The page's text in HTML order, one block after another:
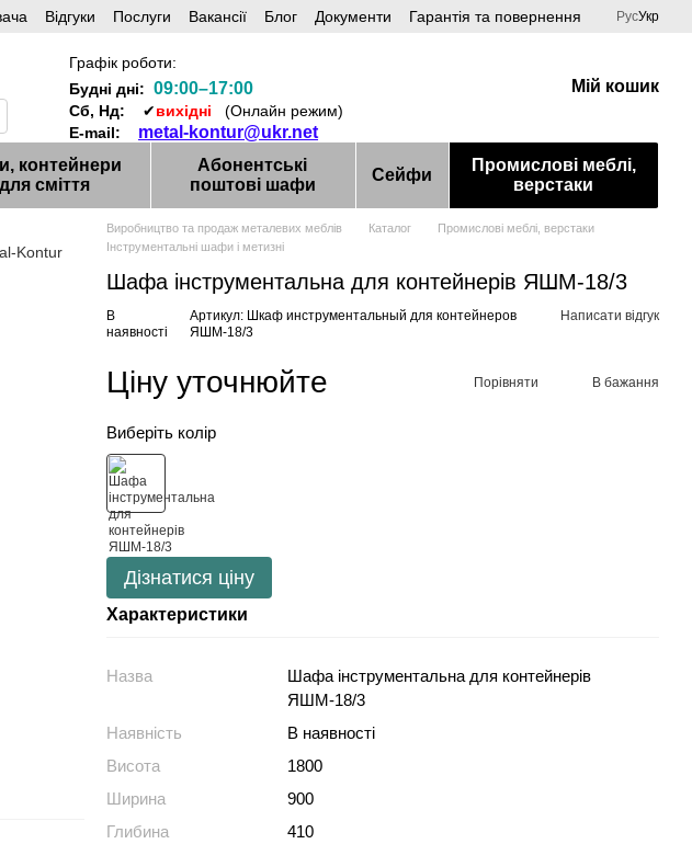
Відгуки Послуги Вакансії Блог Документи
Гарантія та повернення
РусУкр
Графік роботи:
Будні дні:09:00–17:00
Сб, Нд: ✔вихідні
(Онлайн режим)
E-mail:
metal-kontur@ukr.net
Мій кошик
контейнери
для сміття
Абонентські
поштові шафи
Сейфи
Промислові меблі,
верстаки
Виробництво та продаж металевих меблів Каталог
Промислові меблі, верстаки
Інструментальні шафи і метизні
Шафа інструментальна для контейнерів ЯШМ-18/3
В
наявності
Артикул: Шкаф инструментальный для контейнеров
ЯШМ-18/3
Написати відгук
Ціну уточнюйте Порівняти В бажання
Виберіть колір
Дізнатися ціну
Характеристики
Назва
Шафа інструментальна для контейнерів
ЯШМ-18/3
Наявність
В наявності
Висота
1800
Ширина
900
Глибина
410